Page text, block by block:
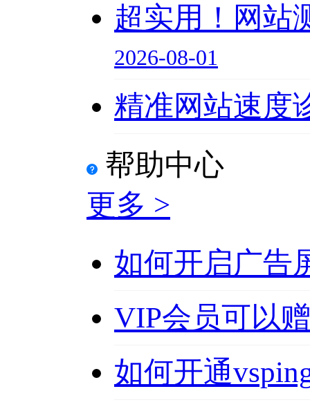
超实用！网站
2026-08-01
精准网站速度
帮助中心
更多 >
如何开启广告
VIP会员可以
如何开通